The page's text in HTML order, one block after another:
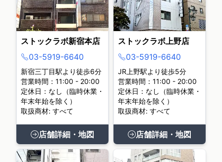
ストックラボ新宿本店
03-5919-6640
新宿三丁目駅より徒歩6分
営業時間：11:00 - 20:00
定休日：なし（臨時休業・
年末年始を除く）
取扱商材: すべて
店舗詳細・地図
ストックラボ上野店
03-5919-6640
JR上野駅より徒歩5分
営業時間：11:00 - 20:00
定休日：なし（臨時休業・
年末年始を除く）
取扱商材: すべて
店舗詳細・地図